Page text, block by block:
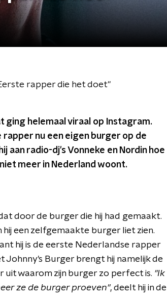
rapper die het doet"
ging helemaal viraal op Instagram.
nu een eigen burger op de
aan radio-dj's Vonneke en Nordin hoe
meer in Nederland woont.
door de burger die hij had gemaakt.
hij een zelfgemaakte burger liet zien.
hij is de eerste Nederlandse rapper
Johnny's Burger brengt hij namelijk de
uit waarom zijn burger zo perfect is. "Ik
ze de burger proeven", deelt hij in de